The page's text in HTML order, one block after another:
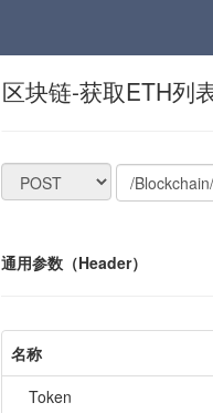
区块链-获取ETH列
通用参数（Header）
名称
Token